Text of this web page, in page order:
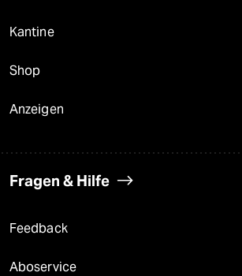
Kantine
Shop
Anzeigen
Fragen & Hilfe
Feedback
Aboservice